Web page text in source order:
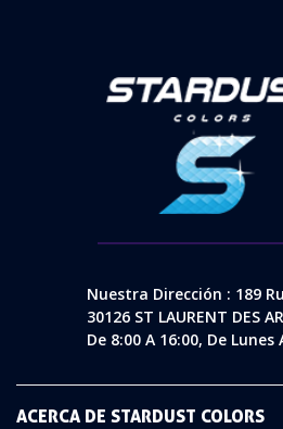
Nuestra Dirección : 189
30126 ST LAURENT DES
De 8:00 A 16:00, De Lunes
ACERCA DE STARDUST COLORS